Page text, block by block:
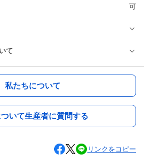
可
て
私たちについて
いて生産者に質問する
リンクをコピー